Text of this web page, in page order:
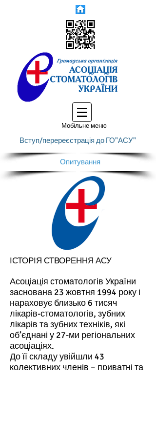
Мобільне меню
Вступ/перереєстрація до ГО"АСУ"
Опитування
ІСТОРІЯ СТВОРЕННЯ АСУ
Асоціація стоматологів України
заснована 23 жовтня 1994 року і
нараховує близько 6 тисяч
лікарів-стоматологів, зубних
лікарів та зубних техніків, які
об’єднані у 27-ми регіональних
асоціаціях.
До її складу увійшли 43
колективних членів – приватні та